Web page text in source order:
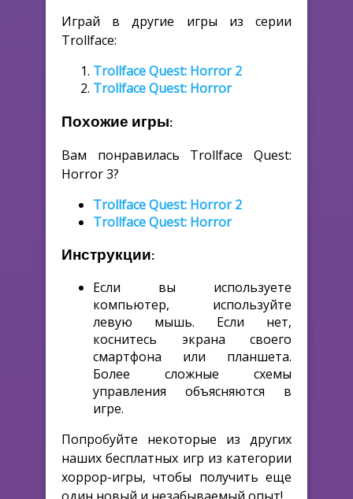
Играй в другие игры из серии
Trollface:
Trollface Quest: Horror 2
Trollface Quest: Horror
Похожие игры:
Вам понравилась Trollface Quest:
Horror 3?
Trollface Quest: Horror 2
Trollface Quest: Horror
Инструкции:
Если вы используете
компьютер, используйте
левую мышь. Если нет,
коснитесь экрана своего
смартфона или планшета.
Более сложные схемы
управления объясняются в
игре.
Попробуйте некоторые из других
наших бесплатных игр из категории
хоррор-игры, чтобы получить еще